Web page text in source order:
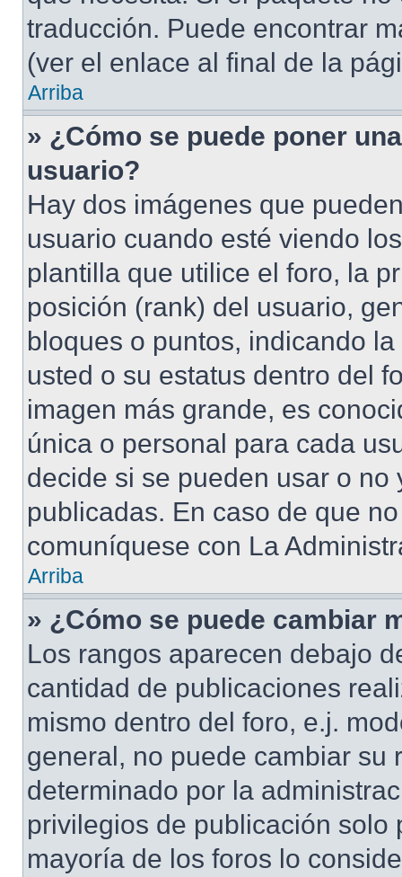
traducción. Puede encontrar
(ver el enlace al final de la
Arriba
» ¿Cómo se puede poner
usuario?
Hay dos imágenes que
usuario cuando esté viendo
plantilla que utilice el foro, la
posición (rank) del usuario,
bloques o puntos, indicando
usted o su estatus dentro del
imagen más grande, es
única o personal para cada
decide si se pueden usar o
publicadas. En caso de que
comuníquese con La
Arriba
» ¿Cómo se puede cambiar
Los rangos aparecen debajo
cantidad de publicaciones
mismo dentro del foro, e.j.
general, no puede cambiar su
determinado por la
privilegios de publicación solo
mayoría de los foros lo